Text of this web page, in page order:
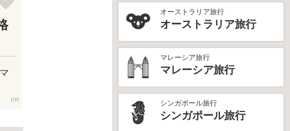
オーストラリア旅行
オーストラリア旅行
マレーシア旅行
マレーシア旅行
シンガポール旅行
シンガポール旅行